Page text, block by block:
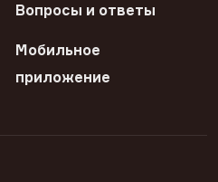
Вопросы и ответы
Мобильное
приложение